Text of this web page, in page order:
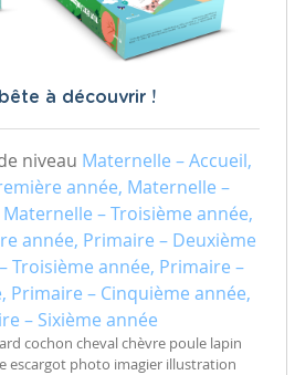
à découvrir !
niveau Maternelle – Accueil,
année, Maternelle –
– Troisième année,
année, Primaire – Deuxième
Troisième année, Primaire –
Primaire – Cinquième année,
– Sixième année
cochon cheval chèvre poule lapin
escargot photo imagier illustration